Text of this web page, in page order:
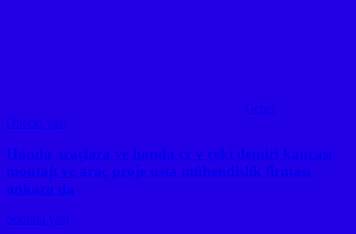
Genel
Yazı
gezinmesi
Önceki yazı
Honda araçlara ve honda cr v çeki demiri kancası
montajı ve araç proje usta mühendislik firması
ankara da
Sonraki yazı